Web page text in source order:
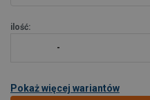
ilość:
Pokaż więcej wariantów